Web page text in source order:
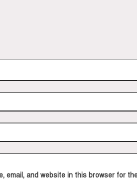
email, and website in this browser for the